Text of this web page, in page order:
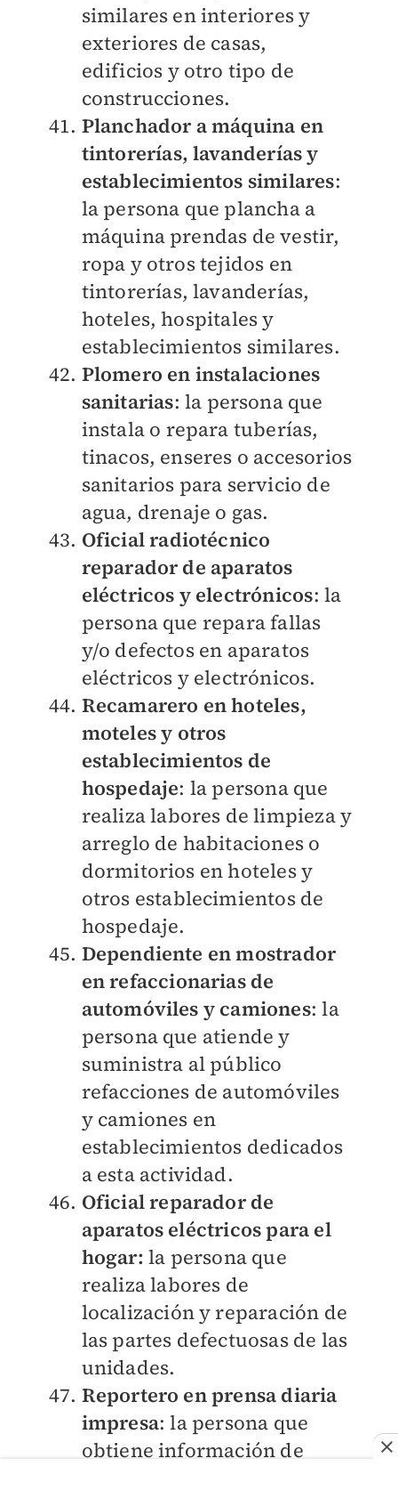
similares en interiores y
exteriores de casas,
edificios y otro tipo de
construcciones.
Planchador a máquina en
tintorerías, lavanderías y
establecimientos similares:
la persona que plancha a
máquina prendas de vestir,
ropa y otros tejidos en
tintorerías, lavanderías,
hoteles, hospitales y
establecimientos similares.
Plomero en instalaciones
sanitarias: la persona que
instala o repara tuberías,
tinacos, enseres o accesorios
sanitarios para servicio de
agua, drenaje o gas.
Oficial radiotécnico
reparador de aparatos
eléctricos y electrónicos: la
persona que repara fallas
y/o defectos en aparatos
eléctricos y electrónicos.
Recamarero en hoteles,
moteles y otros
establecimientos de
hospedaje: la persona que
realiza labores de limpieza y
arreglo de habitaciones o
dormitorios en hoteles y
otros establecimientos de
hospedaje.
Dependiente en mostrador
en refaccionarias de
automóviles y camiones: la
persona que atiende y
suministra al público
refacciones de automóviles
y camiones en
establecimientos dedicados
a esta actividad.
Oficial reparador de
aparatos eléctricos para el
hogar: la persona que
realiza labores de
localización y reparación de
las partes defectuosas de las
unidades.
Reportero en prensa diaria
impresa: la persona que
obtiene información de